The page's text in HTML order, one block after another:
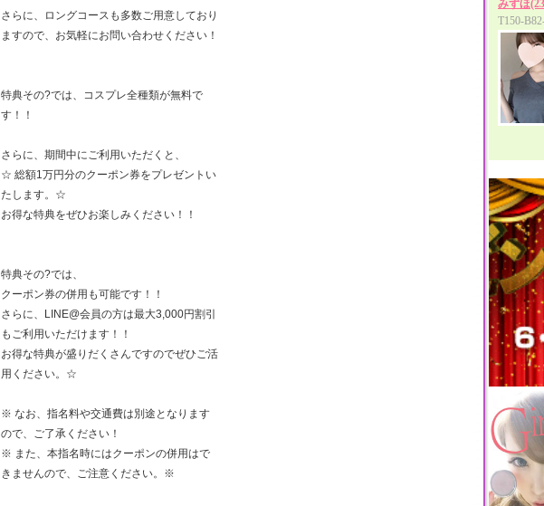
さらに、ロングコースも多数ご用意しており
ますので、お気軽にお問い合わせください！
特典その?では、コスプレ全種類が無料で
す！！
さらに、期間中にご利用いただくと、
☆ 総額1万円分のクーポン券をプレゼントい
たします。☆
お得な特典をぜひお楽しみください！！
特典その?では、
クーポン券の併用も可能です！！
さらに、LINE@会員の方は最大3,000円割引
もご利用いただけます！！
お得な特典が盛りだくさんですのでぜひご活
用ください。☆
※ なお、指名料や交通費は別途となります
ので、ご了承ください！
※ また、本指名時にはクーポンの併用はで
きませんので、ご注意ください。※